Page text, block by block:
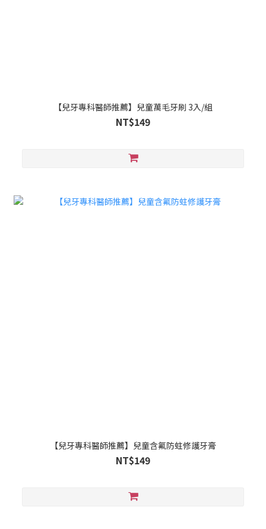
【兒牙專科醫師推薦】兒童萬毛牙刷 3入/組
NT$149
【兒牙專科醫師推薦】兒童含氟防蛀修護牙膏
NT$149